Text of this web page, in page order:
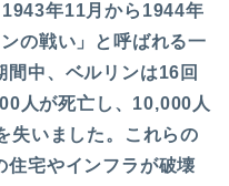
年11月から1944年
の戦い」と呼ばれる一
中、ベルリンは16回
人が死亡し、10,000人
失いました。これらの
住宅やインフラが破壊